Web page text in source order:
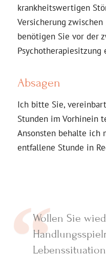
krankheitswertigen
Versicherung
benötigen Sie vor der
Absagen
Ich bitte Sie,
Stunden im Vorhinein
Ansonsten behalte ich
entfallene Stunde in
Wollen Sie